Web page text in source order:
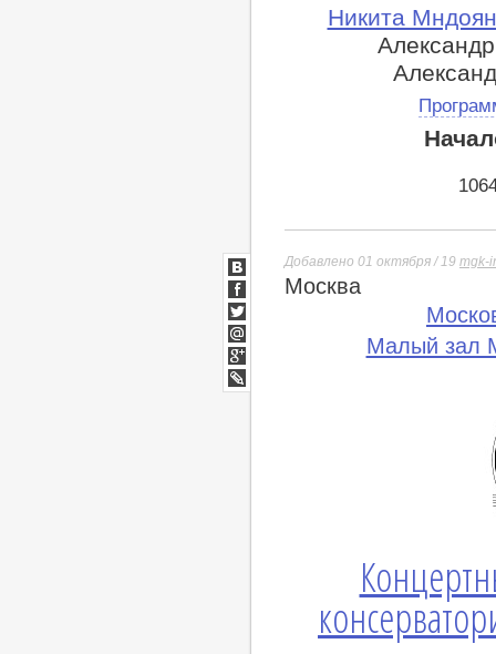
Никита
Добавлено 01 октября / 19 mgk-
Москва
Малый зал
ВКонтакте
Facebook
Twitter
Мой
Мир
Google+
lj